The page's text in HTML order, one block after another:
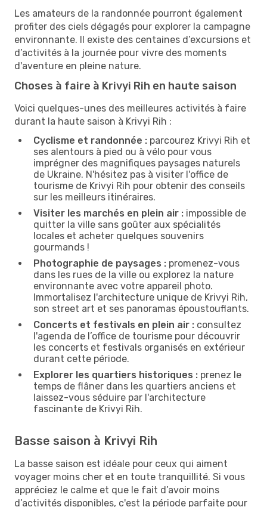
Les amateurs de la randonnée pourront également
profiter des ciels dégagés pour explorer la campagne
environnante. Il existe des centaines d’excursions et
d’activités à la journée pour vivre des moments
d'aventure en pleine nature.
Choses à faire à Krivyi Rih en haute saison
Voici quelques-unes des meilleures activités à faire
durant la haute saison à Krivyi Rih :
Cyclisme et randonnée : parcourez Krivyi Rih et
ses alentours à pied ou à vélo pour vous
imprégner des magnifiques paysages naturels
de Ukraine. N'hésitez pas à visiter l'office de
tourisme de Krivyi Rih pour obtenir des conseils
sur les meilleurs itinéraires.
Visiter les marchés en plein air : impossible de
quitter la ville sans goûter aux spécialités
locales et acheter quelques souvenirs
gourmands !
Photographie de paysages : promenez-vous
dans les rues de la ville ou explorez la nature
environnante avec votre appareil photo.
Immortalisez l'architecture unique de Krivyi Rih,
son street art et ses panoramas époustouflants.
Concerts et festivals en plein air : consultez
l'agenda de l’office de tourisme pour découvrir
les concerts et festivals organisés en extérieur
durant cette période.
Explorer les quartiers historiques : prenez le
temps de flâner dans les quartiers anciens et
laissez-vous séduire par l'architecture
fascinante de Krivyi Rih.
Basse saison à Krivyi Rih
La basse saison est idéale pour ceux qui aiment
voyager moins cher et en toute tranquillité. Si vous
appréciez le calme et que le fait d’avoir moins
d’activités disponibles, c'est la période parfaite pour